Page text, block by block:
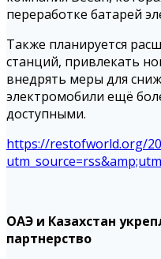
переработке батарей
Также планируется
станций, привлекать
внедрять меры для
электромобили ещё
доступными.
https://restofworld.org/
ОАЭ и Казахстан
партнерство